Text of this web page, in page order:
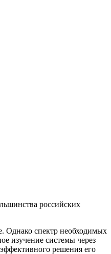
российских
Однако спектр необходимых
изучение системы через
решения его